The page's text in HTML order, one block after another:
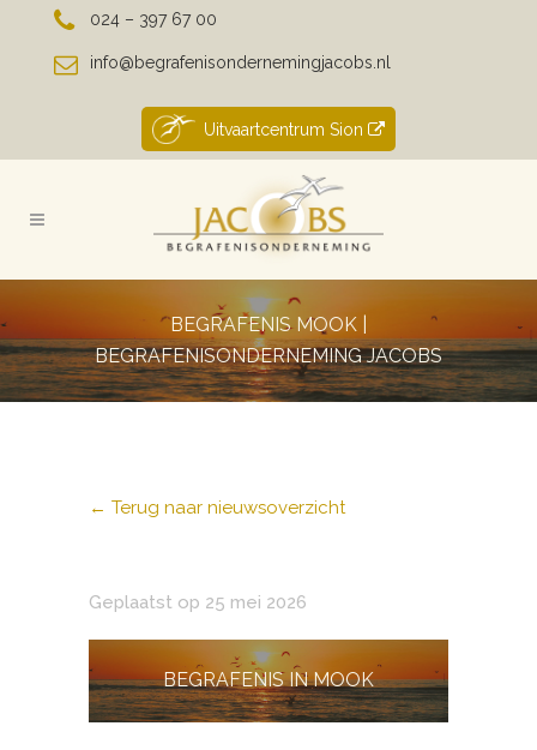
024 – 397 67 00
info@begrafenisondernemingjacobs.nl
Uitvaartcentrum Sion
BEGRAFENIS MOOK |
BEGRAFENISONDERNEMING JACOBS
← Terug naar nieuwsoverzicht
Geplaatst op 25 mei 2026
BEGRAFENIS IN MOOK